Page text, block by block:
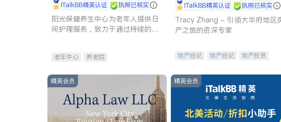
iTalkBB精英认证 执照已核实
阳光保健养生中心为老年人提供日
间护理服务，致力于通过持续的护
老年中心 养老院
iTalkBB精英认证 执照已核实
Tracy Zhang - 引领大华府地区
产之旅的资深专家
地产经纪 地产经纪
地产投资
精英会员 精英会员